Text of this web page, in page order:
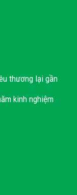
thương lại gần
kinh nghiệm